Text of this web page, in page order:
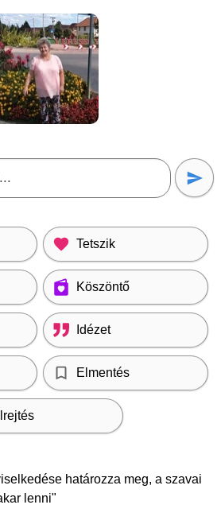
Tetszik
Köszöntő
Idézet
Elmentés
határozza meg, a szavai
lenni"